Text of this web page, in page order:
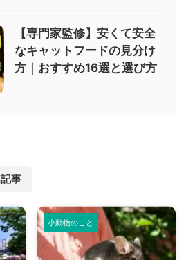
【専門家監修】安くて安全
なキャットフードの見分け
方｜おすすめ16選と選び方
事
小動物のこと